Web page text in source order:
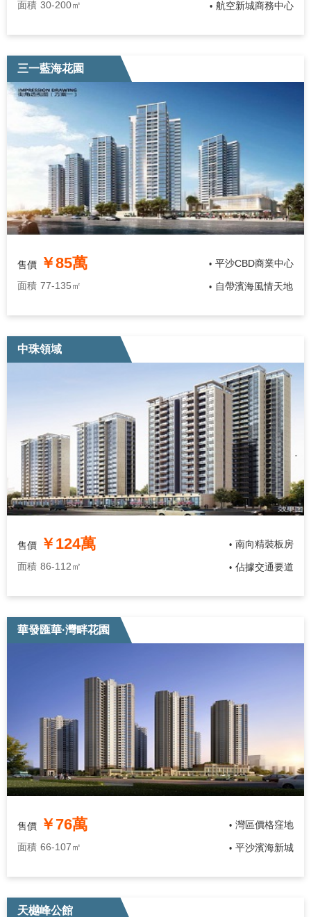
面積 30-200㎡ • 航空新城商務中心
三一藍海花園
售價 ￥85萬
面積 77-135㎡
• 平沙CBD商業中心
• 自帶濱海風情天地
中珠領域
售價 ￥124萬
面積 86-112㎡
• 南向精裝板房
• 佔據交通要道
華發匯華·灣畔花園
售價 ￥76萬
面積 66-107㎡
• 灣區價格窪地
• 平沙濱海新城
天樾峰公館